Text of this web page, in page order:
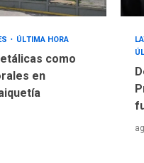
ÚLTIMA HORA
como
en